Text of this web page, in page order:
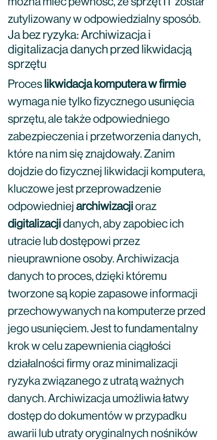
zutylizowany w odpowiedzialny sposób.
Ja bez ryzyka: Archiwizacja i
digitalizacja danych przed likwidacją
sprzętu
Proces likwidacja komputera w firmie
wymaga nie tylko fizycznego usunięcia
sprzętu, ale także odpowiedniego
zabezpieczenia i przetworzenia danych,
które na nim się znajdowały. Zanim
dojdzie do fizycznej likwidacji komputera,
kluczowe jest przeprowadzenie
odpowiedniej archiwizacjioraz
digitalizacjidanych, aby zapobiec ich
utracie lub dostępowi przez
nieuprawnione osoby. Archiwizacja
danych to proces, dzięki któremu
tworzone są kopie zapasowe informacji
przechowywanych na komputerze przed
jego usunięciem. Jest to fundamentalny
krok w celu zapewnienia ciągłości
działalności firmy oraz minimalizacji
ryzyka związanego z utratą ważnych
danych. Archiwizacja umożliwia łatwy
dostęp do dokumentów w przypadku
awarii lub utraty oryginalnych nośników